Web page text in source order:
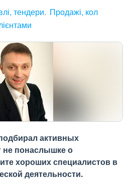
тендери Продажі, кол
активных
не понаслышке о
хороших специалистов в
деятельности.